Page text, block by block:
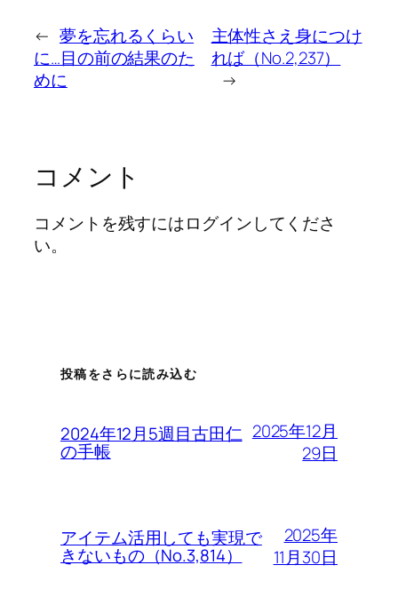
← 夢を忘れるくらい
に…目の前の結果のた
めに
主体性さえ身につけ
れば（No.2,237）
→
コメント
コメントを残すにはログインしてくださ
い。
投稿をさらに読み込む
2024年12月5週目古田仁
の手帳
2025年12月
29日
アイテム活用しても実現で
きないもの（No.3,814）
2025年
11月30日